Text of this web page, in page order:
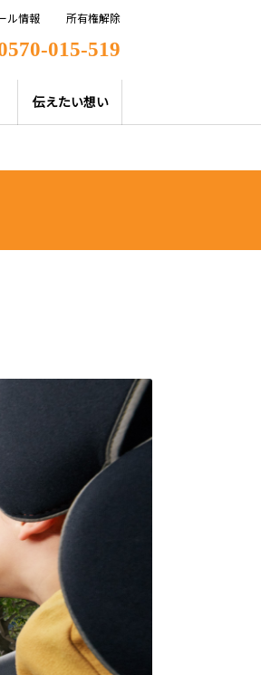
015-519
伝えたい想い
ル情報 所有権解除